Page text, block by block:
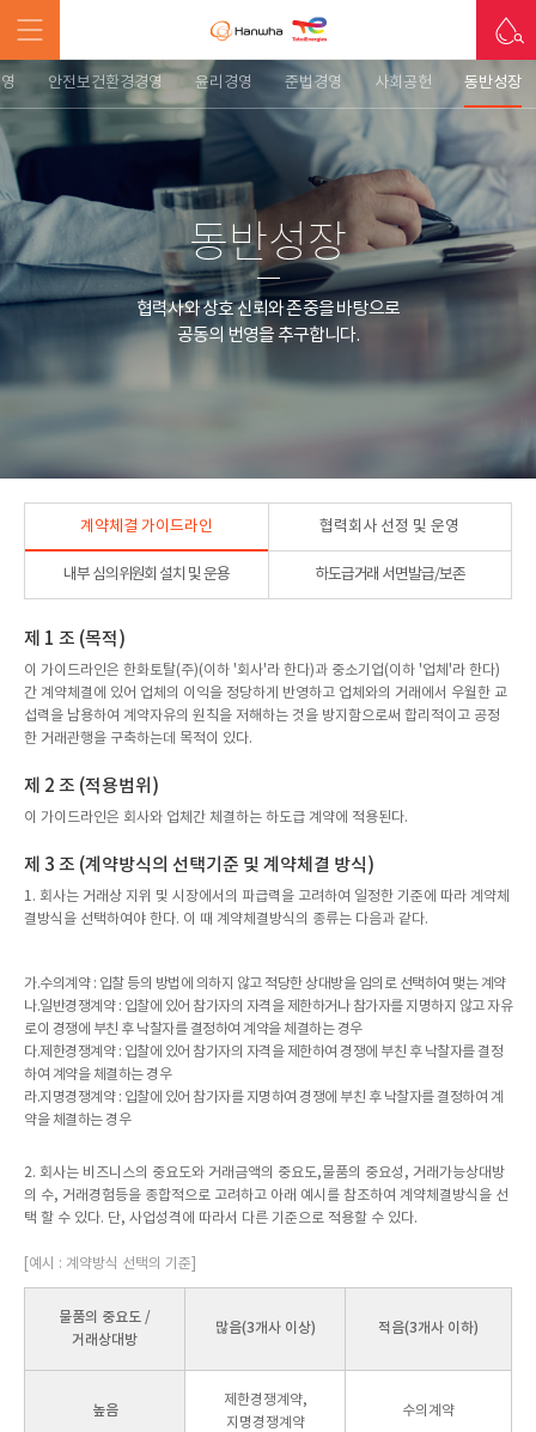
안전보건환경경영 윤리경영 준법경영 사회공헌 동반성장
동반성장
협력사와 상호 신뢰와 존중을 바탕으로
공동의 번영을 추구합니다.
계약체결 가이드라인 협력회사 선정 및 운영
내부 심의위원회 설치 및 운용 하도급거래 서면발급/보존
제 1 조 (목적)
이 가이드라인은 한화토탈(주)(이하 '회사'라 한다)과 중소기업(이하 '업체'라 한다)
간 계약체결에 있어 업체의 이익을 정당하게 반영하고 업체와의 거래에서 우월한 교
섭력을 남용하여 계약자유의 원칙을 저해하는 것을 방지함으로써 합리적이고 공정
한 거래관행을 구축하는데 목적이 있다.
제 2 조 (적용범위)
이 가이드라인은 회사와 업체간 체결하는 하도급 계약에 적용된다.
제 3 조 (계약방식의 선택기준 및 계약체결 방식)
1. 회사는 거래상 지위 및 시장에서의 파급력을 고려하여 일정한 기준에 따라 계약체
결방식을 선택하여야 한다. 이 때 계약체결방식의 종류는 다음과 같다.
가.수의계약 : 입찰 등의 방법에 의하지 않고 적당한 상대방을 임의로 선택하여 맺는 계약
나.일반경쟁계약 : 입찰에 있어 참가자의 자격을 제한하거나 참가자를 지명하지 않고 자유
로이 경쟁에 부친 후 낙찰자를 결정하여 계약을 체결하는 경우
다.제한경쟁계약 : 입찰에 있어 참가자의 자격을 제한하여 경쟁에 부친 후 낙찰자를 결정
하여 계약을 체결하는 경우
라.지명경쟁계약 : 입찰에 있어 참가자를 지명하여 경쟁에 부친 후 낙찰자를 결정하여 계
약을 체결하는 경우
2. 회사는 비즈니스의 중요도와 거래금액의 중요도,물품의 중요성, 거래가능상대방
의 수, 거래경험등을 종합적으로 고려하고 아래 예시를 참조하여 계약체결방식을 선
택 할 수 있다. 단, 사업성격에 따라서 다른 기준으로 적용할 수 있다.
[예시 : 계약방식 선택의 기준]
물품의 중요도 /
거래상대방
많음(3개사 이상) 적음(3개사 이하)
높음
제한경쟁계약,
지명경쟁계약
수의계약